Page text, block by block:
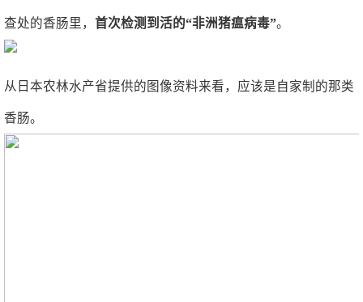
查处的香肠里， 首次检测到活的“非洲猪瘟病毒”。
从日本农林水产省提供的图像资料来看，应该是自家制的那类
香肠。